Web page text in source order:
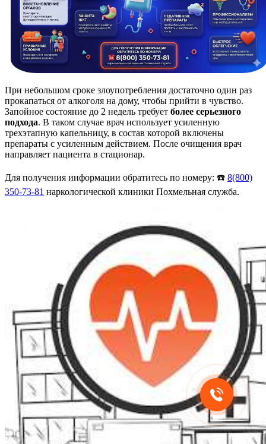
При небольшом сроке злоупотребления достаточно один раз
прокапаться от алкоголя на дому, чтобы прийти в чувство.
Запойное состояние до 2 недель требует более серьезного
подхода. В таком случае врач использует усиленную
трехэтапную капельницу, в состав которой включены
препараты с усиленным действием. После очищения врач
направляет пациента в стационар.
Для получения информации обратитесь по номеру: ☎️ 8(800)
350-73-81 наркологической клиники Похмельная служба.